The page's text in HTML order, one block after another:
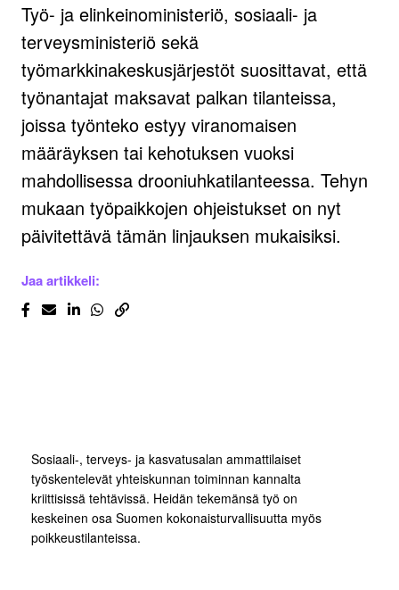
Työ- ja elinkeinoministeriö, sosiaali- ja
terveysministeriö sekä
työmarkkinakeskusjärjestöt suosittavat, että
työnantajat maksavat palkan tilanteissa,
joissa työnteko estyy viranomaisen
määräyksen tai kehotuksen vuoksi
mahdollisessa drooniuhkatilanteessa. Tehyn
mukaan työpaikkojen ohjeistukset on nyt
päivitettävä tämän linjauksen mukaisiksi.
Jaa artikkeli:
Sosiaali-, terveys- ja kasvatusalan ammattilaiset
työskentelevät yhteiskunnan toiminnan kannalta
kriittisissä tehtävissä. Heidän tekemänsä työ on
keskeinen osa Suomen kokonaisturvallisuutta myös
poikkeustilanteissa.